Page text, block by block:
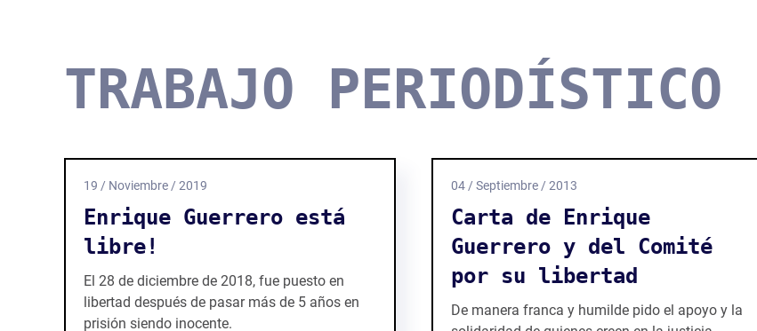
TRABAJO PERIODÍSTICO
19 / Noviembre / 2019
Enrique Guerrero está
libre!
El 28 de diciembre de 2018, fue puesto en
libertad después de pasar más de 5 años en
prisión siendo inocente.
04 / Septiembre / 2013
Carta de Enrique
Guerrero y del Comité
por su libertad
De manera franca y humilde pido el apoyo y la